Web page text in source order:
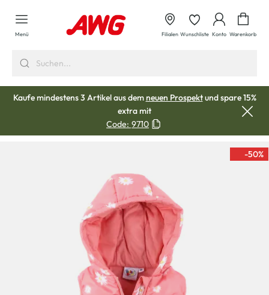
springen
Menü Filialen Wunschliste Konto Warenkorb
Kaufe mindestens 3 Artikel aus demneuen Prospektund spare 15%
extra mit
Code: 9710
-50%